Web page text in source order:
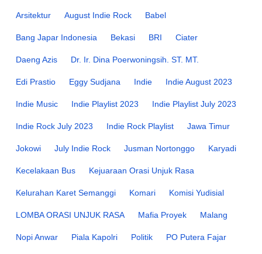
Arsitektur August Indie Rock Babel
Bang Japar Indonesia Bekasi BRI Ciater
Daeng Azis Dr. Ir. Dina Poerwoningsih. ST. MT.
Edi Prastio Eggy Sudjana Indie Indie August 2023
Indie Music Indie Playlist 2023 Indie Playlist July 2023
Indie Rock July 2023 Indie Rock Playlist Jawa Timur
Jokowi July Indie Rock Jusman Nortonggo Karyadi
Kecelakaan Bus Kejuaraan Orasi Unjuk Rasa
Kelurahan Karet Semanggi Komari Komisi Yudisial
LOMBA ORASI UNJUK RASA Mafia Proyek Malang
Nopi Anwar Piala Kapolri Politik PO Putera Fajar